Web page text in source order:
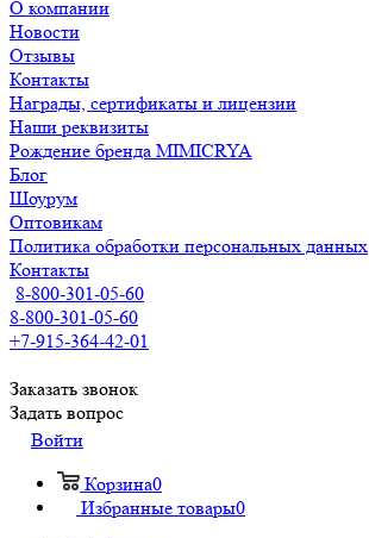
О компании
Новости
Отзывы
Контакты
Награды, сертификаты и лицензии
Наши реквизиты
Рождение бренда MIMICRYA
Блог
Шоурум
Оптовикам
Политика обработки персональных данных
Контакты
8-800-301-05-60
8-800-301-05-60
+7-915-364-42-01
Заказать звонок
Задать вопрос
Войти
Корзина0
Избранные товары0